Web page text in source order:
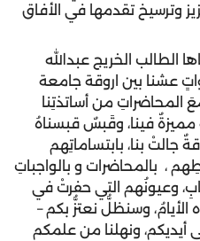
وترسيخ تقدمها في الأفاق
الطالب­ الخريج عبدالله
عشنا بين اروقة جامعة
المحاضراتِ من أساتذتِنا
مميزةٌ فينا، وقَبسٌ قبسناهُ
بنا، بابتساماتِهم
، بالمحاضرات و بالواجباتِ
وعيونُهم التي حفرتْ في
الأيامُ، وسنظلُّ نعتزُّ بكم –
أيديكم، ونهلنا من علمكم